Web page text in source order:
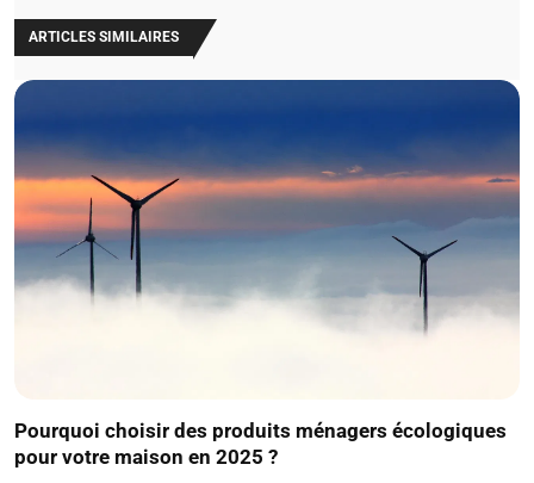
ARTICLES SIMILAIRES
Pourquoi choisir des produits ménagers écologiques
pour votre maison en 2025 ?